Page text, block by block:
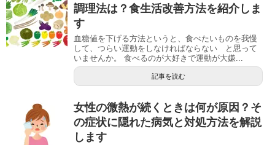
調理法は？食生活改善方法を紹介しま
す
血糖値を下げる方法というと、食べたいものを我慢
して、つらい運動をしなければならない と思って
いませんか。 食べるのが大好きで運動が大嫌...
記事を読む
女性の微熱が続くときは何が原因？そ
の症状に隠れた病気と対処方法を解説
します